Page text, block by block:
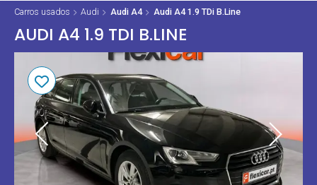
Carros usados Audi Audi A4 Audi A4 1.9 TDi B.Line
AUDI A4 1.9 TDI B.LINE